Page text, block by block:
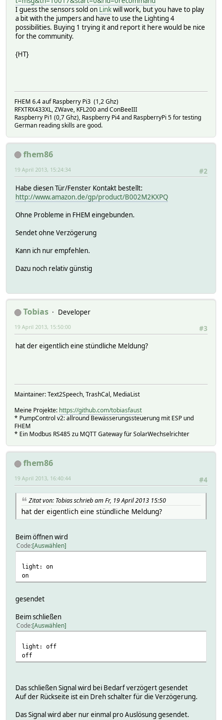
I guess the sensors sold on Linkwill work, but you have to play
a bit with the jumpers and have to use the Lighting 4
possibilities. Buying 1 trying it and report it here would be nice
for the community.
{HT}
FHEM 6.4 auf Raspberry Pi3 (1,2 Ghz)
RFXTRX433XL, ZWave, KFL200 and ConBeeIII
Raspberry Pi1 (0,7 Ghz), Raspberry Pi4 and RaspberryPi 5 for testing
German reading skills are good.
fhem86
#2
19 April 2013, 15:24:34
Habe diesen Tür/Fenster Kontakt bestellt:
http://www.amazon.de/gp/product/B002M2KXPQ
Ohne Probleme in FHEM eingebunden.
Sendet ohne Verzögerung
Kann ich nur empfehlen.
Dazu noch relativ günstig
Tobias
Developer
#3
19 April 2013, 15:50:00
hat der eigentlich eine stündliche Meldung?
Maintainer: Text2Speech, TrashCal, MediaList
Meine Projekte: https://github.com/tobiasfaust
* PumpControl v2: allround Bewässerungssteuerung mit ESP und
FHEM
* Ein Modbus RS485 zu MQTT Gateway für SolarWechselrichter
fhem86
#4
19 April 2013, 16:40:44
Zitat von: Tobias schrieb am Fr, 19 April 2013 15:50
hat der eigentlich eine stündliche Meldung?
Beim öffnen wird
Code Auswählen
light: on
on
gesendet
Beim schließen
Code Auswählen
light: off
off
Das schließen Signal wird bei Bedarf verzögert gesendet
Auf der Rückseite ist ein Dreh schalter für die Verzögerung.
Das Signal wird aber nur einmal pro Auslösung gesendet.